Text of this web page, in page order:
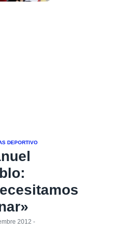
DEPORTIVO
2012 -